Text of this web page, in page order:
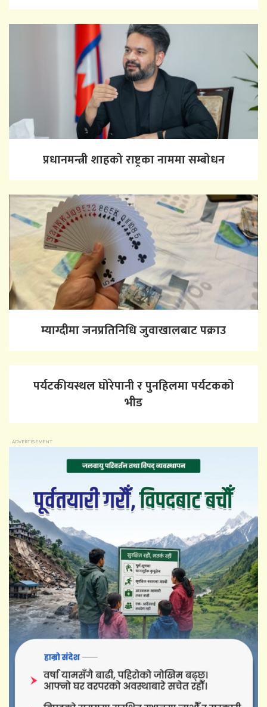
प्रधानमन्त्री शाहको राष्ट्रका नाममा सम्बोधन
म्याग्दीमा जनप्रतिनिधि जुवाखालबाट पक्राउ
पर्यटकीयस्थल घोरेपानी र पुनहिलमा पर्यटकको
भीड